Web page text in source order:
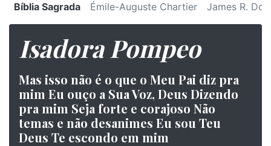
Bíblia Sagrada Émile-Auguste Chartier James R.
Isadora Pompeo
⁠Mas isso não é o que o Meu Pai diz pra
mim Eu ouço a Sua Voz, Deus Dizendo
pra mim Seja forte e corajoso Não
temas e não desanimes Eu sou Teu
Deus Te escondo em mim